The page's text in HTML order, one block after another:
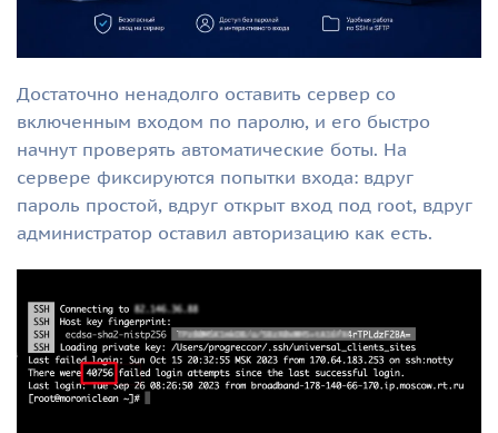
Достаточно ненадолго оставить сервер со
включенным входом по паролю, и его быстро
начнут проверять автоматические боты. На
сервере фиксируются попытки входа: вдруг
пароль простой, вдруг открыт вход под root, вдруг
администратор оставил авторизацию как есть.